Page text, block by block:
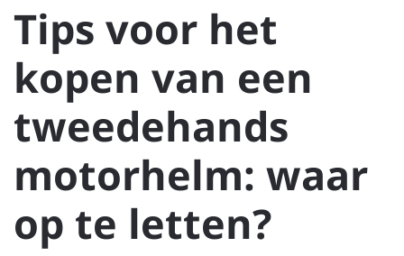
Tips voor het
kopen van een
tweedehands
motorhelm: waar
op te letten?